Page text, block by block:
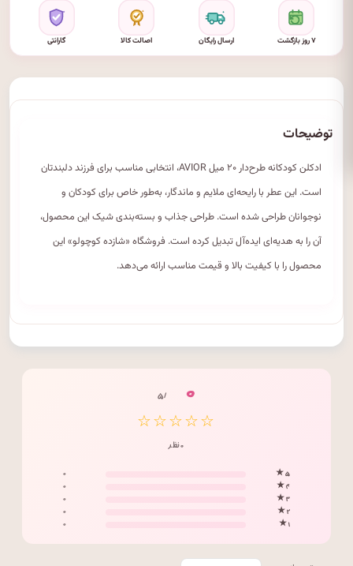
۷ روز بازگشت ارسال رایگان اصالت کالا گارانتی
توضیحات
ادکلن کودکانه طرح‌دار ۲۰ میل AVIOR، انتخابی مناسب برای فرزند دلبندتان
است. این عطر با رایحه‌ای ملایم و ماندگار، به‌طور خاص برای کودکان و
نوجوانان طراحی شده است. طراحی جذاب و بسته‌بندی شیک این محصول،
آن را به هدیه‌ای ایده‌آل تبدیل کرده است. فروشگاه «شازده کوچولو» این
محصول را با کیفیت بالا و قیمت مناسب ارائه می‌دهد.
۰ / ۵
☆☆☆☆☆
۰ نظر
۵ ★
۰
۴ ★
۰
۳ ★
۰
۲ ★
۰
۱ ★
۰